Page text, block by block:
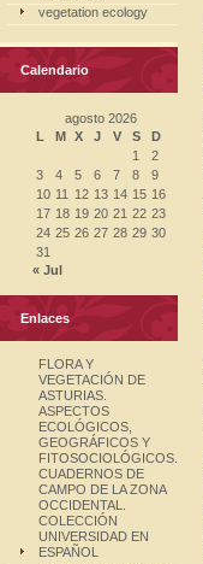
vegetation ecology
Calendario
agosto 2026
L
M X J V S
D
1
2
3
4 5 6 7 8
9
10 11 12 13 14 15 16
17 18 19 20 21 22 23
24 25 26 27 28 29 30
31
« Jul
Enlaces
FLORA Y
VEGETACIÓN DE
ASTURIAS.
ASPECTOS
ECOLÓGICOS,
GEOGRÁFICOS Y
FITOSOCIOLÓGICOS.
CUADERNOS DE
CAMPO DE LA ZONA
OCCIDENTAL.
COLECCIÓN
UNIVERSIDAD EN
ESPAÑOL